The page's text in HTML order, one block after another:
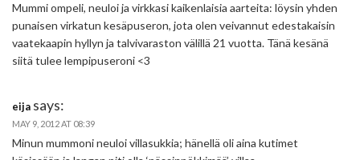
Mummi ompeli, neuloi ja virkkasi kaikenlaisia aarteita: löysin yhden
punaisen virkatun kesäpuseron, jota olen veivannut edestakaisin
vaatekaapin hyllyn ja talvivaraston välillä 21 vuotta. Tänä kesänä
siitä tulee lempipuseroni <3
eija says:
MAY 9, 2012 AT 08:39
Minun mummoni neuloi villasukkia; hänellä oli aina kutimet